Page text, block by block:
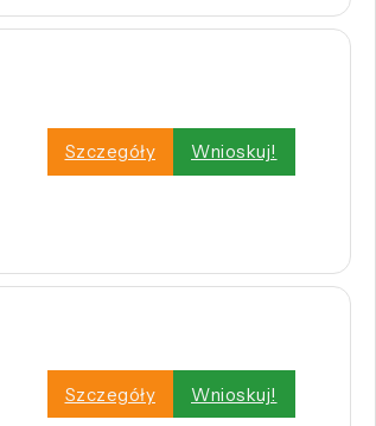
Szczegóły Wnioskuj!
Szczegóły Wnioskuj!